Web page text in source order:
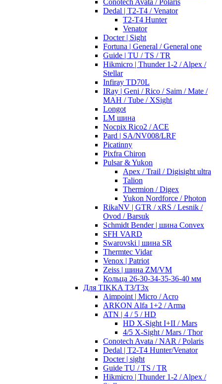
Conotech Avata / Polaris
Dedal | T2-T4 / Venator
T2-T4 Hunter
Venator
Docter | Sight
Fortuna | General / General one
Guide | TU / TS / TR
Hikmicro | Thunder 1-2 / Alpex /
Stellar
Infiray TD70L
IRay | Geni / Rico / Saim / Mate /
MAH / Tube / XSight
Longot
LM шина
Nocpix Rico2 / ACE
Pard | SA/NV008/LRF
Picatinny
Pixfra Chiron
Pulsar & Yukon
Apex / Trail / Digisight ultra
Talion
Thermion / Digex
Yukon Nordforce / Photon
RikaNV | GTR / xRS / Lesnik /
Ovod / Barsuk
Schmidt Bender | шина Convex
SFH VARD
Swarovski | шина SR
Thermtec Vidar
Venox | Patriot
Zeiss | шина ZM/VM
Кольца 26-30-34-35-36-40 мм
Для TIKKA T3/T3x
Aimpoint | Micro / Acro
ARKON Alfa 1+2 / Arma
ATN | 4 / 5 / HD
HD X-Sight I+II / Mars
4/5 X-Sight / Mars / Thor
Conotech Avata / NAR / Polaris
Dedal | T2-T4 Hunter/Venator
Docter | sight
Guide TU / TS / TR
Hikmicro | Thunder 1-2 / Alpex /